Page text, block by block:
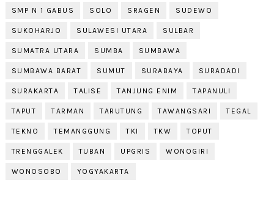
SMP N 1 GABUS SOLO SRAGEN SUDEWO
SUKOHARJO SULAWESI UTARA SULBAR
SUMATRA UTARA SUMBA SUMBAWA
SUMBAWA BARAT SUMUT SURABAYA SURADADI
SURAKARTA TALISE TANJUNG ENIM TAPANULI
TAPUT TARMAN TARUTUNG TAWANGSARI TEGAL
TEKNO TEMANGGUNG TKI TKW TOPUT
TRENGGALEK TUBAN UPGRIS WONOGIRI
WONOSOBO YOGYAKARTA